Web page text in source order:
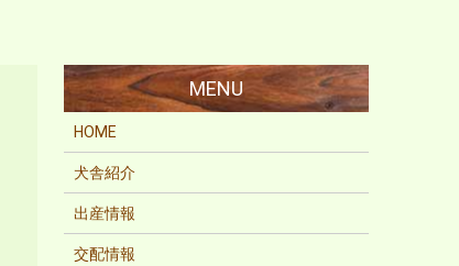
HOME
犬舎紹介
出産情報
交配情報